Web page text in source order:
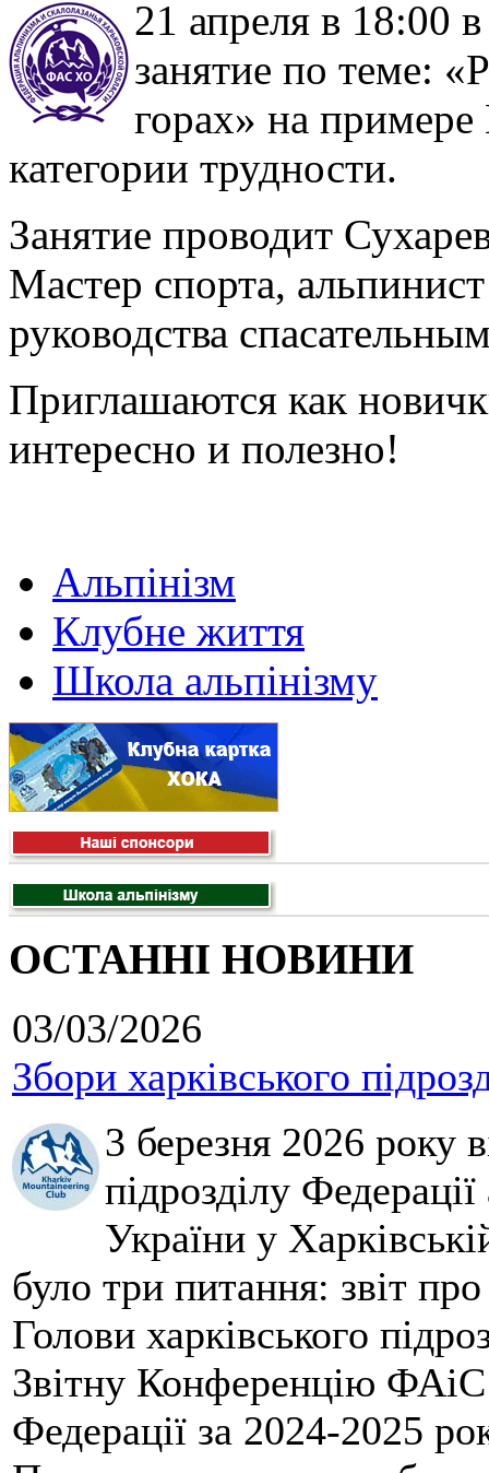
21 апреля в 18:00
занятие по теме:
горах» на
категории трудности.
Занятие проводит
Мастер спорта,
руководства
Приглашаются как
интересно и полезно!
Альпінізм
Клубне життя
Школа альпінізму
ОСТАННІ НОВИНИ
03/03/2026
Збори харківського
3 березня 2026 року
підрозділу
України у
було три питання: звіт
Голови харківського
Звітну Конференцію
Федерації за 2024-2025